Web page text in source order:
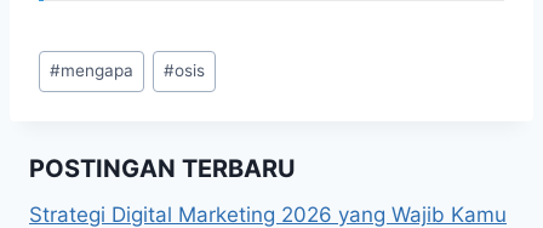
Post
Tags:
#mengapa #osis
POSTINGAN TERBARU
Strategi Digital Marketing 2026 yang Wajib Kamu